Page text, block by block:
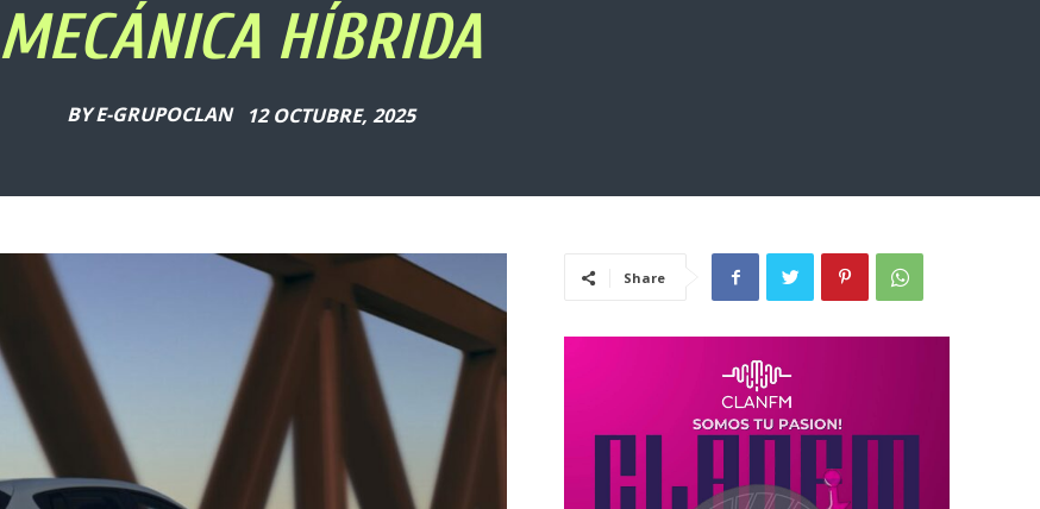
MECÁNICA HÍBRIDA
BYE-GRUPOCLAN 12 OCTUBRE, 2025
Share